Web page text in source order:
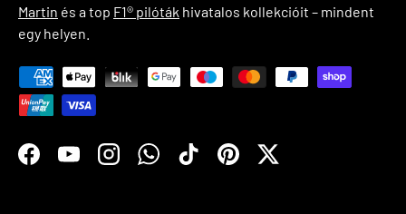
Martin és a top F1® pilóták hivatalos kollekcióit – mindent
egy helyen.
Zahlungsmethoden
FacebookYouTubeInstagramWhatsAppTikTokPinterestTwitter